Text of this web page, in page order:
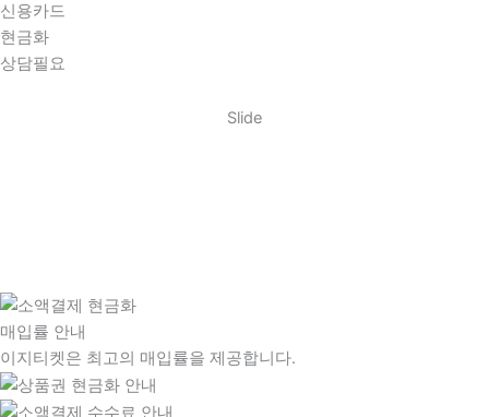
신용카드
현금화
상담필요
Slide
매입률 안내
이지티켓은 최고의 매입률을 제공합니다.